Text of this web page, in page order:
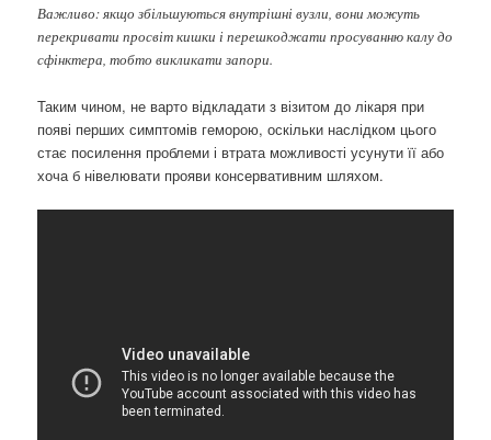
Важливо: якщо збільшуються внутрішні вузли, вони можуть
перекривати просвіт кишки і перешкоджати просуванню калу до
сфінктера, тобто викликати запори.
Таким чином, не варто відкладати з візитом до лікаря при
появі перших симптомів геморою, оскільки наслідком цього
стає посилення проблеми і втрата можливості усунути її або
хоча б нівелювати прояви консервативним шляхом.